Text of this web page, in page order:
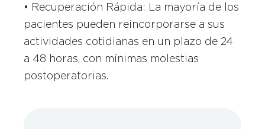
• Recuperación Rápida: La mayoría de los
pacientes pueden reincorporarse a sus
actividades cotidianas en un plazo de 24
a 48 horas, con mínimas molestias
postoperatorias.